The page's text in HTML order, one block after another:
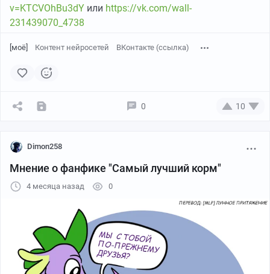
v=KTCVOhBu3dY или https://vk.com/wall-
231439070_4738
[моё] Контент нейросетей ВКонтакте (ссылка)
0 10
Dimon258
Мнение о фанфике "Самый лучший корм"
4 месяца назад 0